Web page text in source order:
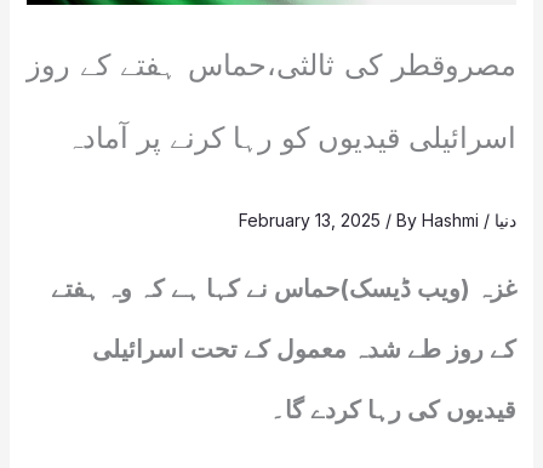
مصروقطر کی ثالثی،حماس ہفتے کے روز
اسرائیلی قیدیوں کو رہا کرنے پر آمادہ
دنیا /
February 13, 2025 / ByHashmi
غزہ (ویب ڈیسک)حماس نے کہا ہے کہ وہ ہفتے
کے روز طے شدہ معمول کے تحت اسرائیلی
قیدیوں کی رہا کردے گا۔